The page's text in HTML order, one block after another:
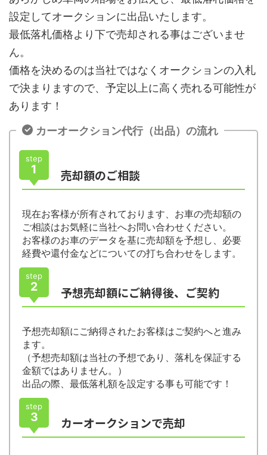
設定してオークションに出品いたします。
最低落札価格より下で売却される事はございませ
ん。
価格を決めるのは当社ではなくオークションの入札
で決まりますので、予定以上に高く売れる可能性が
あります！
カーオークション代行（出品）の流れ
step
1 売却額のご相談
現在お客様が所有されております、お車の売却額の
ご相談はお気軽に当社へお問い合わせください。
お客様のお車のデータを基に売却額を予想し、必要
経費や還付金などについての打ち合わせをします。
step
2 予想売却額にご納得後、ご契約
予想売却額にご納得されたお客様はご契約へと進み
ます。
（予想売却額は当社の予想であり、落札を保証する
金額ではありません。）
出品の際、最低落札額を設定する事も可能です！
step
3 カーオークションで売却